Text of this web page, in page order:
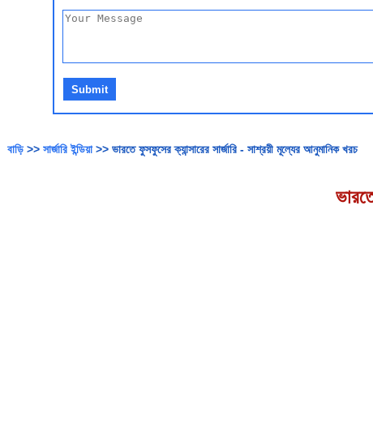
বাড়ি>> সার্জারি ইন্ডিয়া>> ভারতে ফুসফুসের ক্যান্সারের সার্জারি - সাশ্রয়ী মূল্যের আনুমানিক খরচ